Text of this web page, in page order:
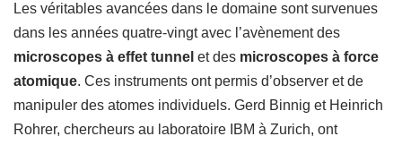
Les véritables avancées dans le domaine sont survenues
dans les années quatre-vingt avec l’avènement des
microscopes à effet tunnel et des microscopes à force
atomique. Ces instruments ont permis d’observer et de
manipuler des atomes individuels. Gerd Binnig et Heinrich
Rohrer, chercheurs au laboratoire IBM à Zurich, ont